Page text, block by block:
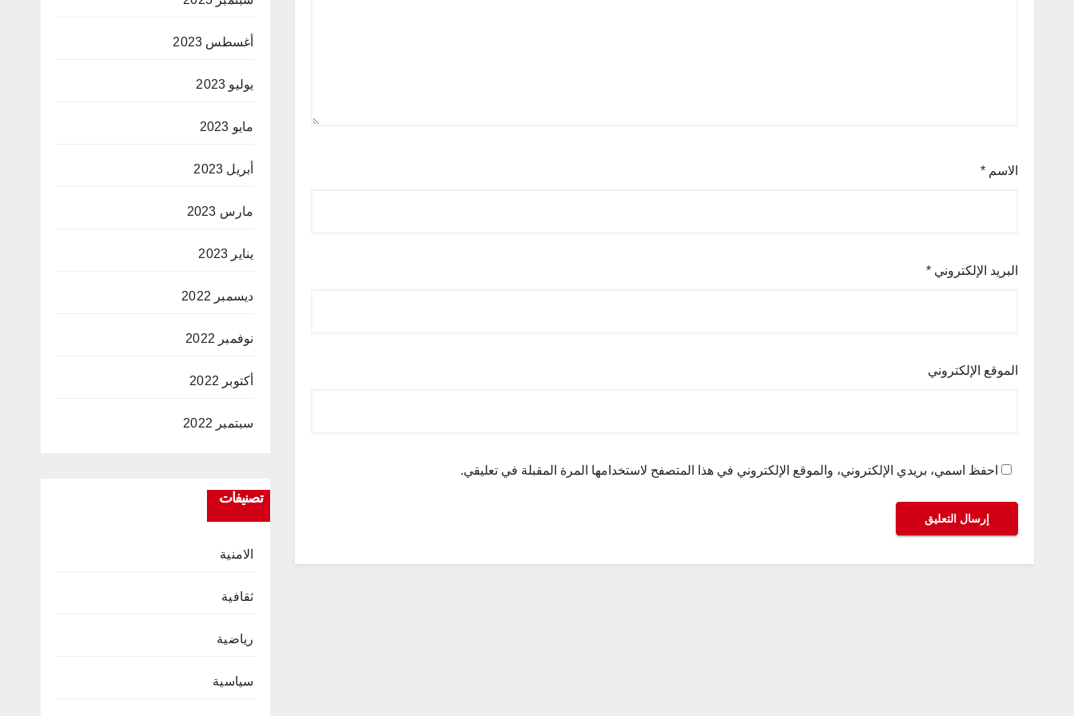
الاسم *
البريد الإلكتروني *
الموقع الإلكتروني
احفظ اسمي، بريدي الإلكتروني، والموقع الإلكتروني في هذا المتصفح لاستخدامها المرة المقبلة في تعليقي.
أغسطس 2023
يوليو 2023
مايو 2023
أبريل 2023
مارس 2023
يناير 2023
ديسمبر 2022
نوفمبر 2022
أكتوبر 2022
سبتمبر 2022
تصنيفات
الامنية
ثقافية
رياضية
سياسية